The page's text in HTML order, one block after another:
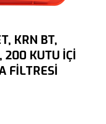
KRN BT,
200 KUTU İÇİ
FİLTRESİ